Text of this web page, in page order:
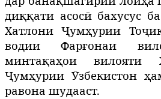
диққати асосӣ бахусус
Хатлони Ҷумҳурии
водии Фарғонаи
минтақаҳои
Ҷумҳурии Ӯзбекистон
равона шудааст.